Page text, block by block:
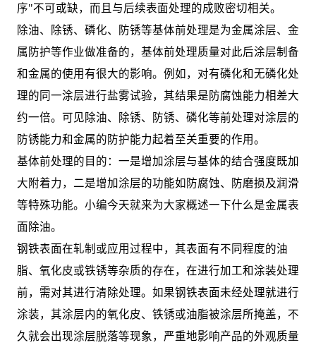
序"不可或缺，而且与后续表面处理的成败密切相关。
除油、除锈、磷化、防锈等基体前处理是为金属涂层、金
属防护等作业做准备的，基体前处理质量对此后涂层制备
和金属的使用有很大的影响。例如，对有磷化和无磷化处
理的同一涂层进行盐雾试验，其结果是防腐蚀能力相差大
约一倍。可见除油、除锈、防锈、磷化等前处理对涂层的
防锈能力和金属的防护能力起着至关重要的作用。
基体前处理的目的：一是增加涂层与基体的结合强度既加
大附着力，二是增加涂层的功能如防腐蚀、防磨损及润滑
等特殊功能。小编今天就来为大家概述一下什么是金属表
面除油。
钢铁表面在轧制或应用过程中，其表面有不同程度的油
脂、氧化皮或铁锈等杂质的存在，在进行加工和涂装处理
前，需对其进行清除处理。如果钢铁表面未经处理就进行
涂装，其涂层内的氧化皮、铁锈或油脂被涂层所掩盖，不
久就会出现涂层脱落等现象，严重地影响产品的外观质量